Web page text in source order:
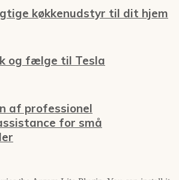
køkkenudstyr til dit hjem
og fælge til Tesla
af professionel
for små